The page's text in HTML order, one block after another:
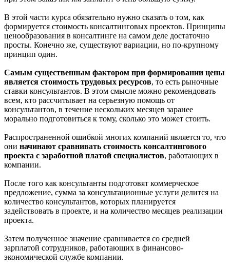
В этой части курса обязательно нужно сказать о том, как
формируется стоимость консалтинговых проектов. Принципы
ценообразования в консалтинге на самом деле достаточно
просты. Конечно же, существуют вариации, но по-крупному
принцип один.
Самым существенным фактором при формировании цены
является стоимость трудовых ресурсов, то есть рыночные
ставки консультантов. В этом смысле можно рекомендовать
всем, кто рассчитывает на серьезную помощь от
консультантов, в течение нескольких месяцев заранее
морально подготовиться к тому, сколько это может стоить.
Распространенной ошибкой многих компаний является то, что
они начинают сравнивать стоимость консалтингового
проекта с заработной платой специалистов, работающих в
компании.
После того как консультанты подготовят коммерческое
предложение, сумма за консультационные услуги делится на
количество консультантов, которых планируется
задействовать в проекте, и на количество месяцев реализации
проекта.
Затем полученное значение сравнивается со средней
зарплатой сотрудников, работающих в финансово-
экономической службе компании.